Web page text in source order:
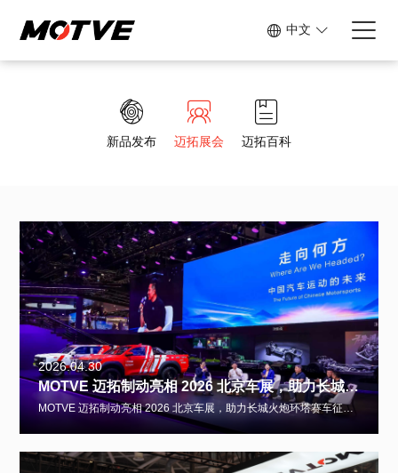
中文
新品发布 迈拓展会 迈拓百科
2026.04.30
MOTVE 迈拓制动亮相 2026 北京车展，助力长城火炮环塔赛车征战巅峰
MOTVE 迈拓制动亮相 2026 北京车展，助力长城火炮环塔赛车征战巅峰MOTVE迈拓制动携核心产品——MOTVE迈拓制动越野卡钳GF6，重磅亮相2026北京车展。作为长城官方赛事合作伙伴，MOTVE迈拓制动以硬核技术，为长城火炮3.0环塔赛